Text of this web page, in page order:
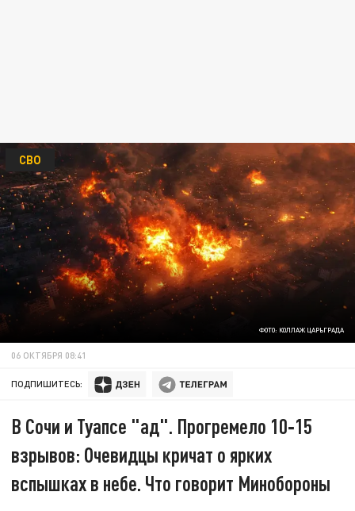
ФОТО: КОЛЛАЖ ЦАРЬГРАДА
СВО
06 ОКТЯБРЯ 08:41
ПОДПИШИТЕСЬ:
В Сочи и Туапсе "ад". Прогремело 10‑15
взрывов: Очевидцы кричат о ярких
вспышках в небе. Что говорит Минобороны